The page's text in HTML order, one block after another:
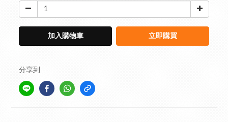
加入購物車 立即購買
分享到